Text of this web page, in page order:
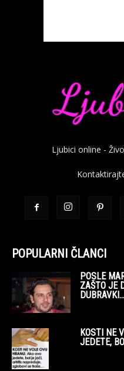
Ljubici online -
POPULARNI ČLANCI
POSLE
ZAŠTO JE
DUBRAVKI...
KOSTI NE
JEDETE,